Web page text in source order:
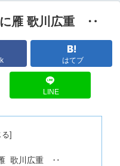
に雁 歌川広重 ‥
はてブ
LINE
雁 歌川広重 ‥